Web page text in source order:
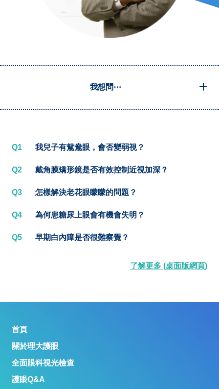
我想問⋯
Q1 我兒子有鴛鴦眼，會否變弱視？
Q2 戴角膜矯形鏡是否有效控制近視加深？
Q3 怎樣解決老花眼矇矇的問題？
Q4 為何患糖尿上眼會有機會失明？
Q5 早期白內障是否很難察覺？
了解更多 (桌面版網頁)
首頁
關於理大護眼
全面眼科視光檢查
護眼Q&A